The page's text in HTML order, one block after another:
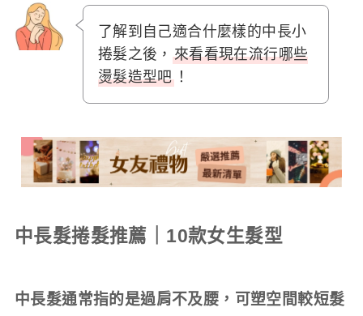
了解到自己適合什麼樣的中長小
捲髮之後， 來看看現在流行哪些
燙髮造型吧！
中長髮捲髮推薦｜10款女生髮型
中長髮通常指的是過肩不及腰，可塑空間較短髮